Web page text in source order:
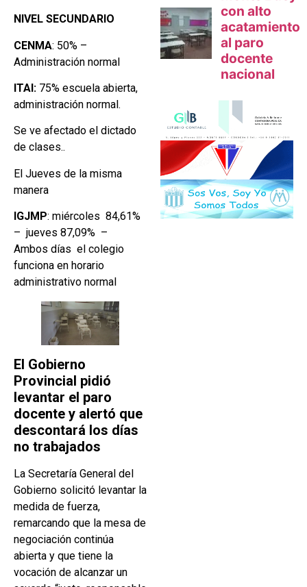
NIVEL SECUNDARIO
CENMA: 50% –
Administración normal
ITAI: 75% escuela abierta,
administración normal.
Se ve afectado el dictado
de clases..
El Jueves de la misma
manera
IGJMP: miércoles 84,61%
– jueves 87,09% –
Ambos días el colegio
funciona en horario
administrativo normal
El Gobierno
Provincial pidió
levantar el paro
docente y alertó que
descontará los días
no trabajados
La Secretaría General del
Gobierno solicitó levantar la
medida de fuerza,
remarcando que la mesa de
negociación continúa
abierta y que tiene la
vocación de alcanzar un